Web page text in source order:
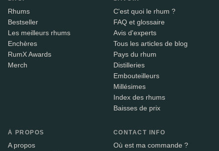
Rhums
Bestseller
Les meilleurs rhums
Enchères
RumX Awards
Merch
C'est quoi le rhum ?
FAQ et glossaire
Avis d'experts
Tous les articles de blog
Pays du rhum
Distilleries
Embouteilleurs
Millésimes
Index des rhums
Baisses de prix
À PROPOS
A propos
CONTACT INFO
Où est ma commande ?